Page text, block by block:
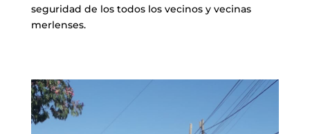
seguridad de los todos los vecinos y vecinas
merlenses.